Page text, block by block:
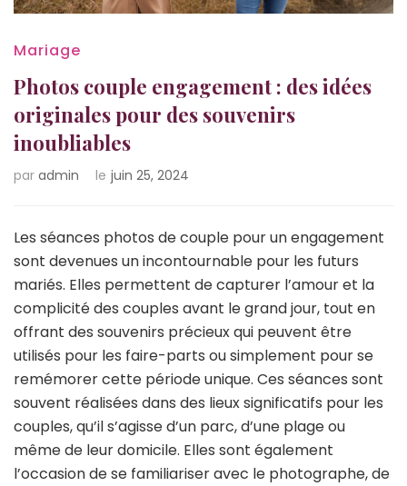
Mariage
Photos couple engagement : des idées
originales pour des souvenirs
inoubliables
par admin le juin 25, 2024
Les séances photos de couple pour un engagement
sont devenues un incontournable pour les futurs
mariés. Elles permettent de capturer l’amour et la
complicité des couples avant le grand jour, tout en
offrant des souvenirs précieux qui peuvent être
utilisés pour les faire-parts ou simplement pour se
remémorer cette période unique. Ces séances sont
souvent réalisées dans des lieux significatifs pour les
couples, qu’il s’agisse d’un parc, d’une plage ou
même de leur domicile. Elles sont également
l’occasion de se familiariser avec le photographe, de